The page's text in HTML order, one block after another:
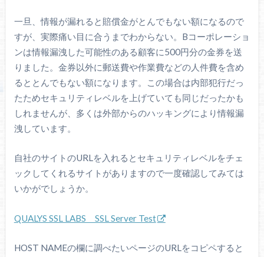
一旦、情報が漏れると賠償金がとんでもない額になるので
すが、実際痛い目に合うまでわからない。Bコーポレーショ
ンは情報漏洩した可能性のある顧客に500円分の金券を送
りました。金券以外に郵送費や作業費などの人件費を含め
るととんでもない額になります。この場合は内部犯行だっ
たためセキュリティレベルを上げていても同じだったかも
しれませんが、多くは外部からのハッキングにより情報漏
洩しています。
自社のサイトのURLを入れるとセキュリティレベルをチェ
ックしてくれるサイトがありますので一度確認してみては
いかがでしょうか。
QUALYS SSL LABS SSL Server Test
HOST NAMEの欄に調べたいページのURLをコピペすると